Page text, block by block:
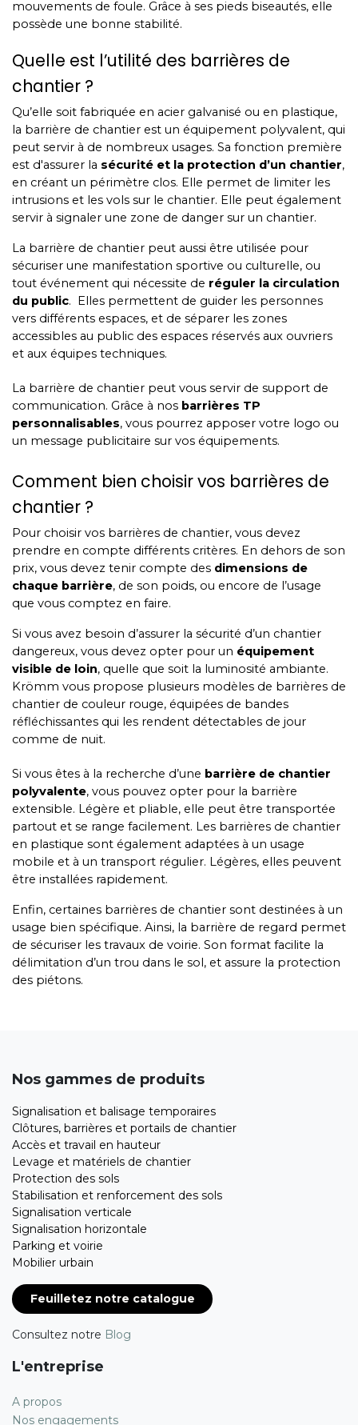
mouvements de foule. Grâce à ses pieds biseautés, elle
possède une bonne stabilité.
Quelle est l’utilité des barrières de
chantier ?
Qu’elle soit fabriquée en acier galvanisé ou en plastique,
la barrière de chantier est un équipement polyvalent, qui
peut servir à de nombreux usages. Sa fonction première
est d'assurer la sécurité et la protection d’un chantier,
en créant un périmètre clos. Elle permet de limiter les
intrusions et les vols sur le chantier. Elle peut également
servir à signaler une zone de danger sur un chantier.
La barrière de chantier peut aussi être utilisée pour
sécuriser une manifestation sportive ou culturelle, ou
tout événement qui nécessite de réguler la circulation
du public. Elles permettent de guider les personnes
vers différents espaces, et de séparer les zones
accessibles au public des espaces réservés aux ouvriers
et aux équipes techniques.
La barrière de chantier peut vous servir de support de
communication. Grâce à nos barrières TP
personnalisables, vous pourrez apposer votre logo ou
un message publicitaire sur vos équipements.
Comment bien choisir vos barrières de
chantier ?
Pour choisir vos barrières de chantier, vous devez
prendre en compte différents critères. En dehors de son
prix, vous devez tenir compte des dimensions de
chaque barrière, de son poids, ou encore de l’usage
que vous comptez en faire.
Si vous avez besoin d’assurer la sécurité d’un chantier
dangereux, vous devez opter pour un équipement
visible de loin, quelle que soit la luminosité ambiante.
Krömm vous propose plusieurs modèles de barrières de
chantier de couleur rouge, équipées de bandes
réfléchissantes qui les rendent détectables de jour
comme de nuit.
Si vous êtes à la recherche d’une barrière de chantier
polyvalente, vous pouvez opter pour la barrière
extensible. Légère et pliable, elle peut être transportée
partout et se range facilement. Les barrières de chantier
en plastique sont également adaptées à un usage
mobile et à un transport régulier. Légères, elles peuvent
être installées rapidement.
Enfin, certaines barrières de chantier sont destinées à un
usage bien spécifique. Ainsi, la barrière de regard permet
de sécuriser les travaux de voirie. Son format facilite la
délimitation d’un trou dans le sol, et assure la protection
des piétons.
Nos gammes de produits
Signalisation et balisage temporaires
Clôtures, barrières et portails de chantier
Accès et travail en hauteur
Levage et matériels de chantier
Protection des sols
Stabilisation et renforcement des sols
Signalisation verticale
Signalisation horizontale
Parking et voirie
Mobilier urbain
Feuilletez notre catalogue
Consultez notre Blog
L'entreprise
A propos
Nos engagements